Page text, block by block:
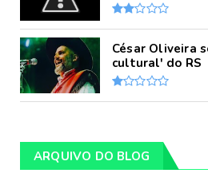
César Oliveira
cultural' do RS
ARQUIVO DO BLOG